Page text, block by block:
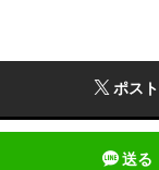
ポスト
送る